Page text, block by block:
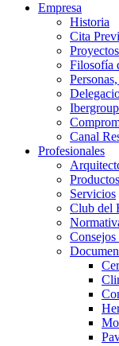
Empresa
Historia
Cita
Proyectos
Filosofía
Ibergroup
Canal
Profesionales
Productos
Servicios
Club del
Consejos